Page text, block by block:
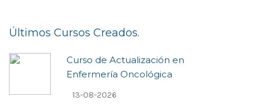
Últimos Cursos Creados.
Curso de Actualización en
Enfermería Oncológica
13-08-2026